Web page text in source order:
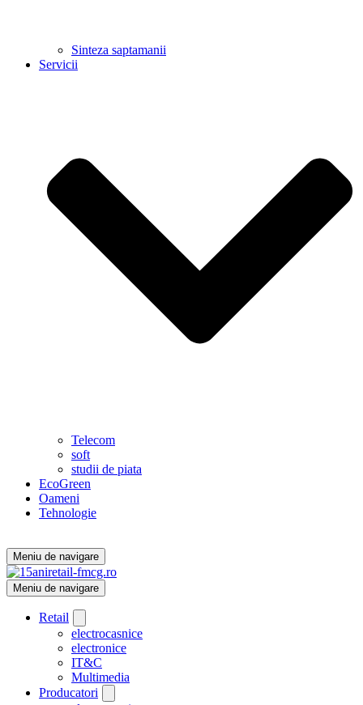
Sinteza saptamanii
Servicii
Telecom
soft
studii de piata
EcoGreen
Oameni
Tehnologie
Meniu de navigare
Meniu de navigare
Retail
electrocasnice
electronice
IT&C
Multimedia
Producatori